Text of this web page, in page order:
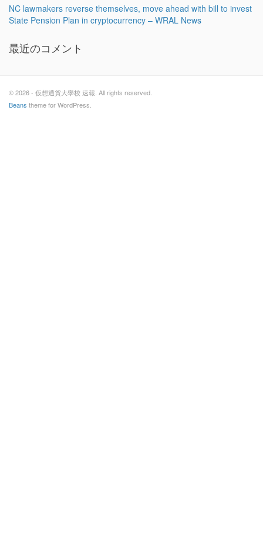
NC lawmakers reverse themselves, move ahead with bill to invest
State Pension Plan in cryptocurrency – WRAL News
最近のコメント
© 2026 - 仮想通貨大學校 速報. All rights reserved.
Beans theme for WordPress.